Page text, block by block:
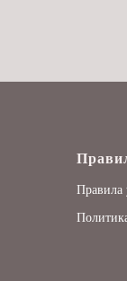
Правила